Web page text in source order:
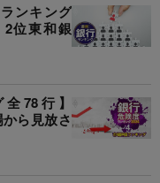
ンキング
2位東和銀
78行】
ら見放さ